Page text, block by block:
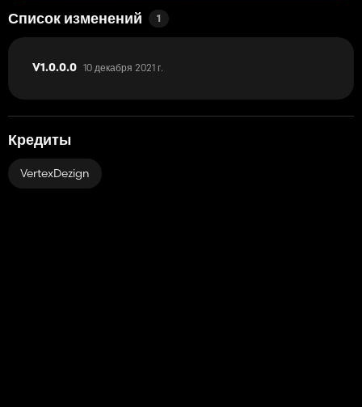
Список изменений 1
V1.0.0.0 10 декабря 2021 г.
Кредиты
VertexDezign